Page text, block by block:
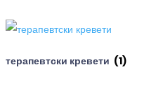
терапевтски кревети (1)